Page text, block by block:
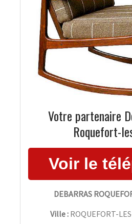
Votre partenaire
Roquefort-
DEBARRAS
Ville : ROQUEFORT-